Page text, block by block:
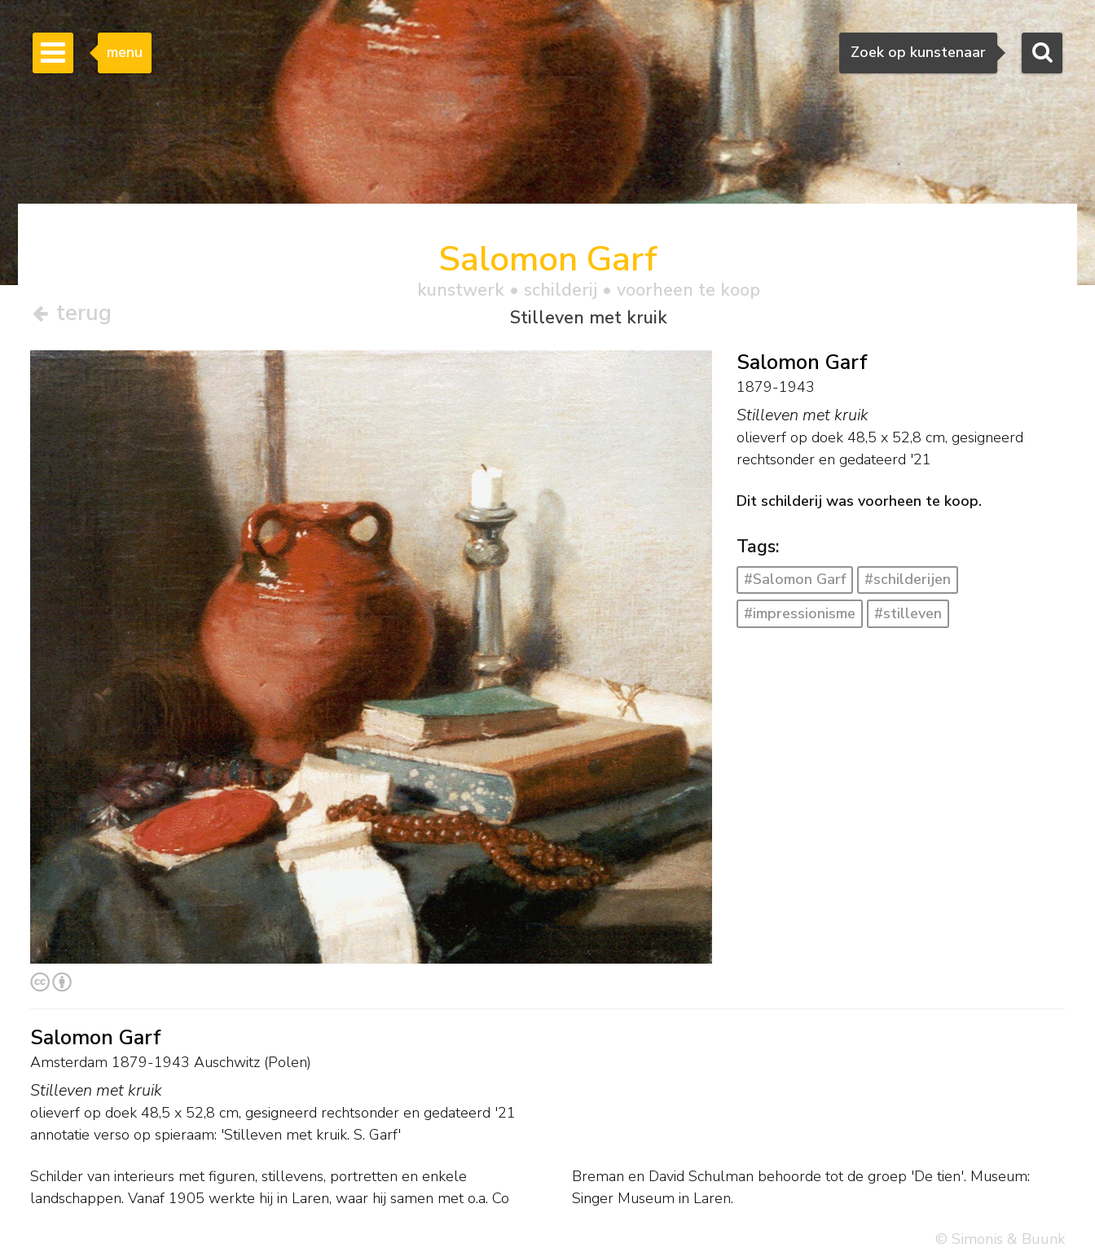
Zoeken
Zoek op kunstenaar
menu
terug
Salomon Garf
kunstwerk • schilderij • voorheen te koop
Stilleven met kruik
Salomon Garf
1879-1943
Stilleven met kruik
olieverf op doek 48,5 x 52,8 cm, gesigneerd
rechtsonder en gedateerd '21
Dit schilderij was voorheen te koop.
Tags:
#Salomon Garf
#schilderijen
#impressionisme
#stilleven
Salomon Garf
Amsterdam 1879-1943 Auschwitz (Polen)
Stilleven met kruik
olieverf op doek 48,5 x 52,8 cm, gesigneerd rechtsonder en gedateerd '21
annotatie verso op spieraam: 'Stilleven met kruik. S. Garf'
Schilder van interieurs met figuren, stillevens, portretten en enkele
landschappen. Vanaf 1905 werkte hij in Laren, waar hij samen met o.a. Co
Breman en David Schulman behoorde tot de groep 'De tien'. Museum:
Singer Museum in Laren.
© Simonis & Buunk